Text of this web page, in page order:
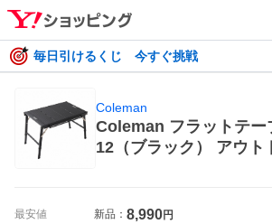
毎日引けるくじ 今すぐ挑戦
Coleman
Coleman フラットテー
12（ブラック） アウト
最安値 新品： 8,990円